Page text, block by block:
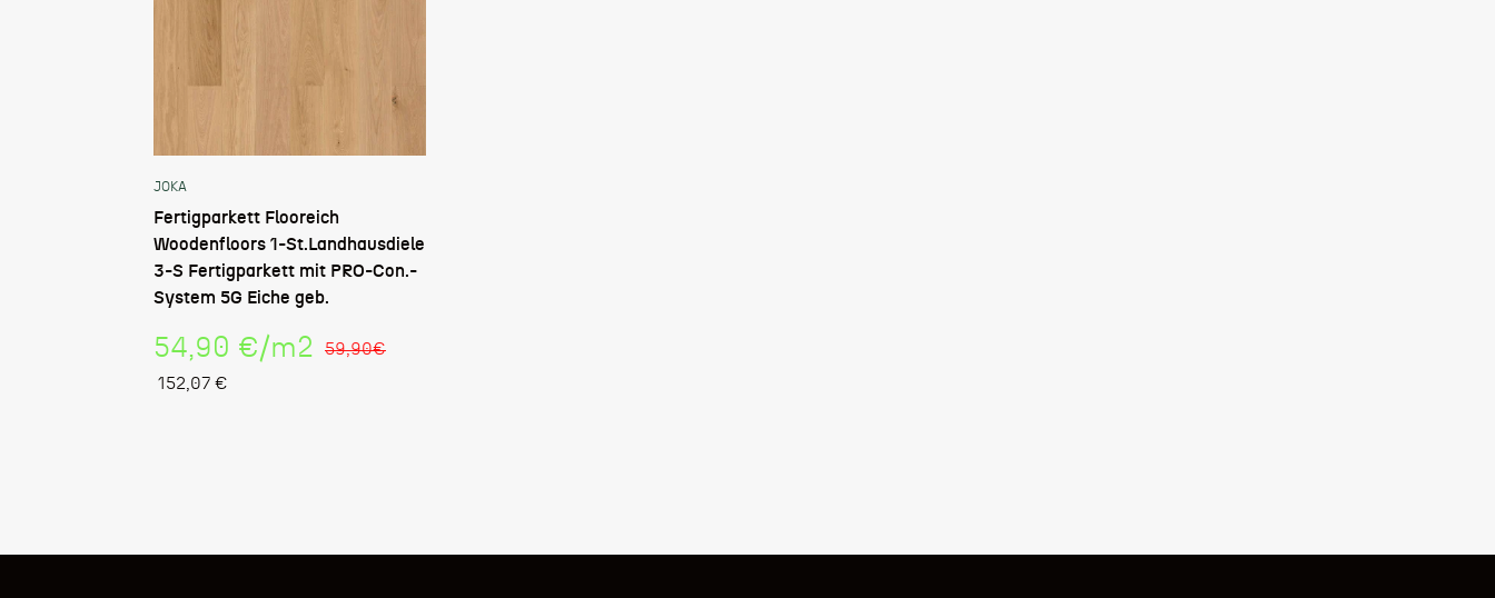
JOKA
Fertigparkett Flooreich
Woodenfloors 1-St.Landhausdiele
3-S Fertigparkett mit PRO-Con.-
System 5G Eiche geb.
Stückpreis
54,90 €/m2 59,90€
Verkaufspreis
152,07 €
Regulärer